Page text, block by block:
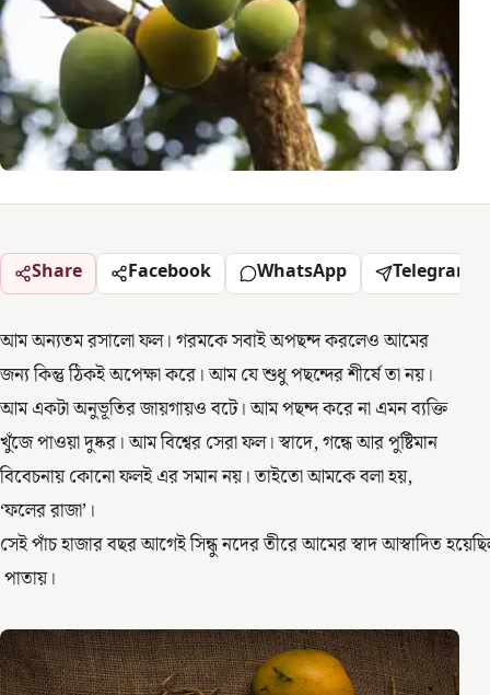
Share Facebook WhatsApp Telegram
আম অন্যতম রসালো ফল। গরমকে সবাই অপছন্দ করলেও আমের
জন্য কিন্তু ঠিকই অপেক্ষা করে। আম যে শুধু পছন্দের শীর্ষে তা নয়।
আম একটা অনুভূতির জায়গায়ও বটে। আম পছন্দ করে না এমন ব্যক্তি
খুঁজে পাওয়া দুষ্কর। আম বিশ্বের সেরা ফল। স্বাদে, গন্ধে আর পুষ্টিমান
বিবেচনায় কোনো ফলই এর সমান নয়। তাইতো আমকে বলা হয়,
‘ফলের রাজা’।
সেই পাঁচ হাজার বছর আগেই সিন্ধু নদের তীরে আমের স্বাদ আস্বাদিত
পাতায়।